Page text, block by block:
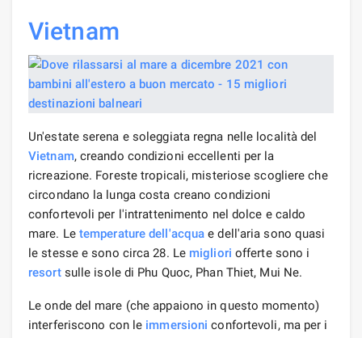
Vietnam
Un'estate serena e soleggiata regna nelle località del
Vietnam, creando condizioni eccellenti per la
ricreazione. Foreste tropicali, misteriose scogliere che
circondano la lunga costa creano condizioni
confortevoli per l'intrattenimento nel dolce e caldo
mare. Le temperature dell'acqua e dell'aria sono quasi
le stesse e sono circa 28. Le migliori offerte sono i
resortsulle isole di Phu Quoc, Phan Thiet, Mui Ne.
Le onde del mare (che appaiono in questo momento)
interferiscono con le immersioni confortevoli, ma per i